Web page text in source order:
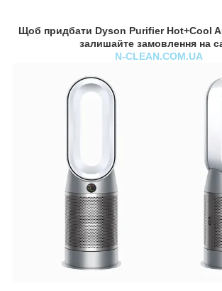
Щоб придбати Dyson Purifier Hot+Cool
залишайте замовлення на
N-CLEAN.COM.UA